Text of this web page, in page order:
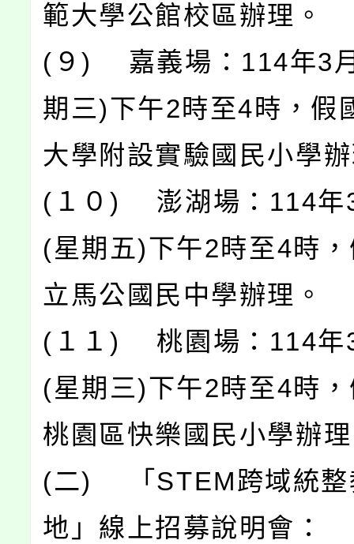
範大學公館校區辦理。
(９) 嘉義場：114年3
期三)下午2時至4時，假
大學附設實驗國民小學
(１０) 澎湖場：114年
(星期五)下午2時至4時
立馬公國民中學辦理。
(１１) 桃園場：114年
(星期三)下午2時至4時
桃園區快樂國民小學辦
(二) 「STEM跨域統整
地」線上招募說明會：